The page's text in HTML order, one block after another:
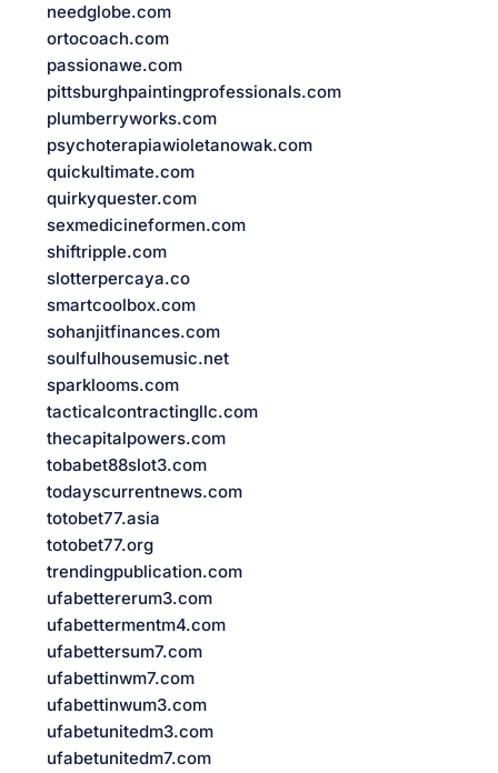
needglobe.com
ortocoach.com
passionawe.com
pittsburghpaintingprofessionals.com
plumberryworks.com
psychoterapiawioletanowak.com
quickultimate.com
quirkyquester.com
sexmedicineformen.com
shiftripple.com
slotterpercaya.co
smartcoolbox.com
sohanjitfinances.com
soulfulhousemusic.net
sparklooms.com
tacticalcontractingllc.com
thecapitalpowers.com
tobabet88slot3.com
todayscurrentnews.com
totobet77.asia
totobet77.org
trendingpublication.com
ufabettererum3.com
ufabettermentm4.com
ufabettersum7.com
ufabettinwm7.com
ufabettinwum3.com
ufabetunitedm3.com
ufabetunitedm7.com